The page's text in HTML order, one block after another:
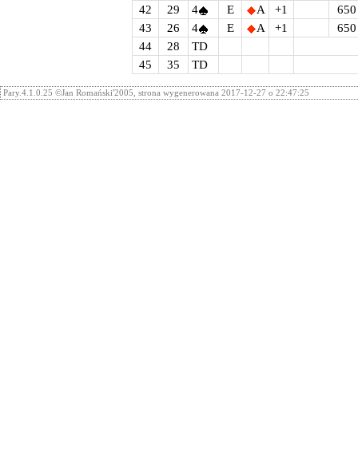
42
29 4 E A +1
650
43
26 4 E A +1
650
44
28
TD
45
35 TD
Pary.4.1.0.25 ©Jan Romański'2005, strona wygenerowana 2017-12-27 o 22:47:25